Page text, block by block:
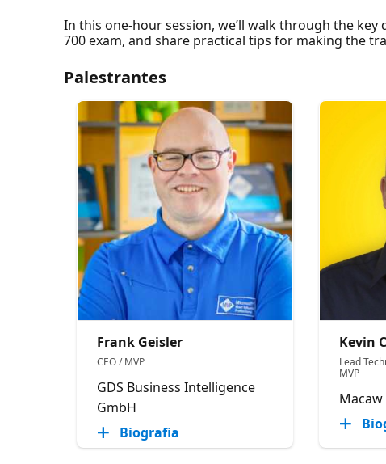
In this one-hour session, we’ll walk through the
700 exam, and share practical tips for making the
Palestrantes
Frank Geisler
CEO / MVP
GDS Business Intelligence
GmbH
Biografia
Kevin
Lead
MVP
Macaw